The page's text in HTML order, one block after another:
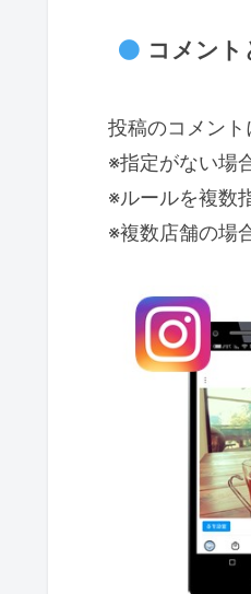
コメン
投稿のコメント
※指定がない場
※ルールを複数
※複数店舗の場